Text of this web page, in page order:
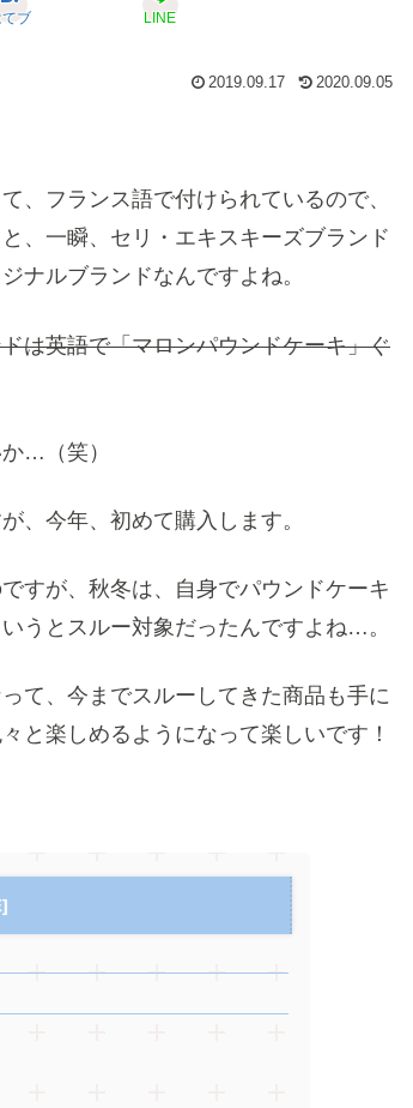
ブ LINE
2019.09.17 2020.09.05
、フランス語で付けられているので、
、一瞬、セリ・エキスキーズブランド
ナルブランドなんですよね。
は英語で「マロンパウンドケーキ」ぐ
…（笑）
今年、初めて購入します。
すが、秋冬は、自身でパウンドケーキ
うとスルー対象だったんですよね…。
て、今までスルーしてきた商品も手に
と楽しめるようになって楽しいです！